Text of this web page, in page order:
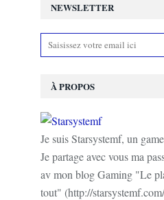
NEWSLETTER
À PROPOS
Je suis Starsystemf, un
Je partage avec vous ma
av mon blog Gaming "Le
tout" (http://